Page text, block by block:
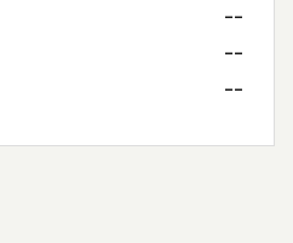
--
--
--